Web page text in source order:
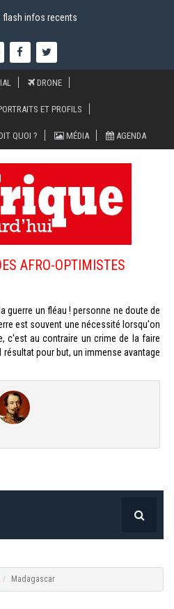
flash infos recents
DRONE
ET PROFILS
QUOI ? MÉDIA AGENDA
AFRO-OPTIMISTES
guerre un fléau ! personne ne doute de
est souvent une nécessité lorsqu'on
c'est au contraire un crime de la faire
pour but, un immense avantage
Madagascar